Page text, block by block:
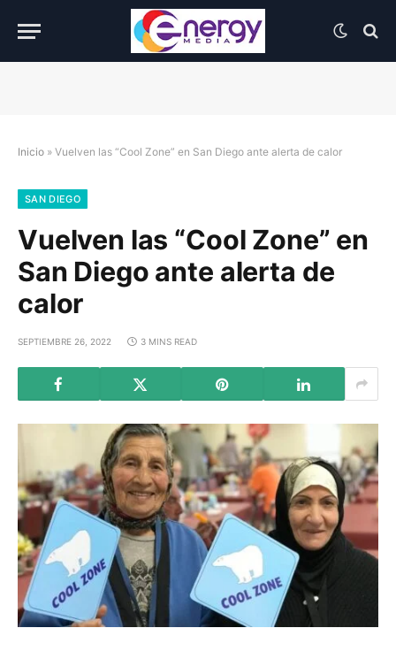
Inicio » Vuelven las “Cool Zone” en San Diego ante alerta de calor
SAN DIEGO
Vuelven las “Cool Zone” en
San Diego ante alerta de
calor
SEPTIEMBRE 26, 2022 3 MINS READ